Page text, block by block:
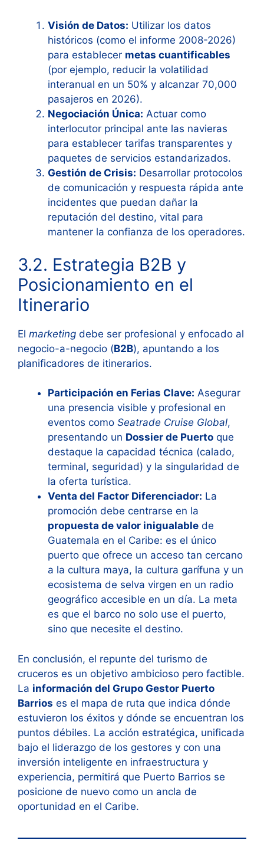
Visión de Datos: Utilizar los datos
históricos (como el informe 2008-2026)
para establecer metas cuantificables
(por ejemplo, reducir la volatilidad
interanual en un 50% y alcanzar 70,000
pasajeros en 2026).
Negociación Única: Actuar como
interlocutor principal ante las navieras
para establecer tarifas transparentes y
paquetes de servicios estandarizados.
Gestión de Crisis: Desarrollar protocolos
de comunicación y respuesta rápida ante
incidentes que puedan dañar la
reputación del destino, vital para
mantener la confianza de los operadores.
3.2. Estrategia B2B y
Posicionamiento en el
Itinerario
El marketing debe ser profesional y enfocado al
negocio-a-negocio (B2B), apuntando a los
planificadores de itinerarios.
Participación en Ferias Clave: Asegurar
una presencia visible y profesional en
eventos como Seatrade Cruise Global,
presentando un Dossier de Puerto que
destaque la capacidad técnica (calado,
terminal, seguridad) y la singularidad de
la oferta turística.
Venta del Factor Diferenciador: La
promoción debe centrarse en la
propuesta de valor inigualable de
Guatemala en el Caribe: es el único
puerto que ofrece un acceso tan cercano
a la cultura maya, la cultura garífuna y un
ecosistema de selva virgen en un radio
geográfico accesible en un día. La meta
es que el barco no solo use el puerto,
sino que necesite el destino.
En conclusión, el repunte del turismo de
cruceros es un objetivo ambicioso pero factible.
La información del Grupo Gestor Puerto
Barrios es el mapa de ruta que indica dónde
estuvieron los éxitos y dónde se encuentran los
puntos débiles. La acción estratégica, unificada
bajo el liderazgo de los gestores y con una
inversión inteligente en infraestructura y
experiencia, permitirá que Puerto Barrios se
posicione de nuevo como un ancla de
oportunidad en el Caribe.